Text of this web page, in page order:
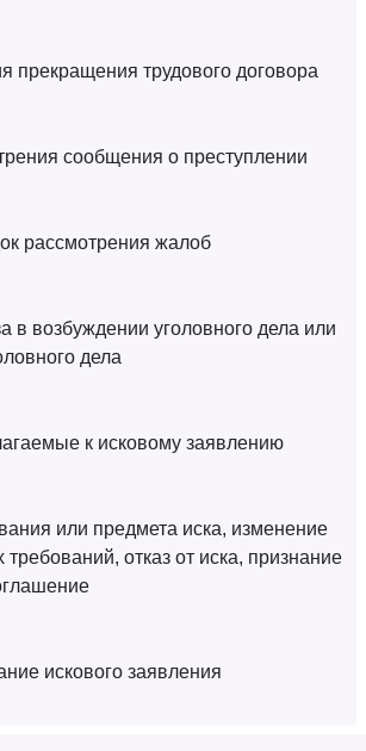
прекращения трудового договора
сообщения о преступлении
рассмотрения жалоб
в возбуждении уголовного дела или
дела
к исковому заявлению
или предмета иска, изменение
отказ от иска, признание
искового заявления